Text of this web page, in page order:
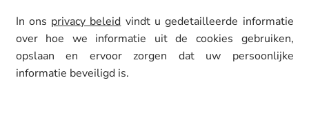
In ons privacy beleid vindt u gedetailleerde informatie
over hoe we informatie uit de cookies gebruiken,
opslaan en ervoor zorgen dat uw persoonlijke
informatie beveiligd is.